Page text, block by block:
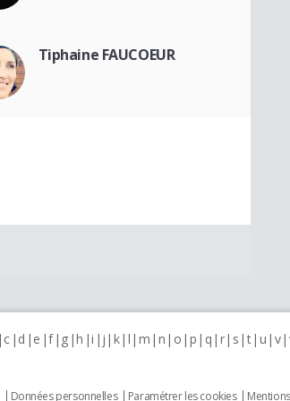
Tiphaine FAUCOEUR
c d e f g h i j k l m n o p q r s t u v
Données personnelles Paramétrer les cookies